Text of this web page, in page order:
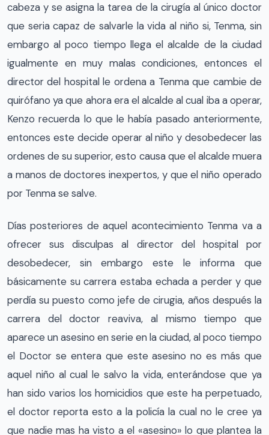
cabeza y se asigna la tarea de la cirugía al único doctor
que seria capaz de salvarle la vida al niño si, Tenma, sin
embargo al poco tiempo llega el alcalde de la ciudad
igualmente en muy malas condiciones, entonces el
director del hospital le ordena a Tenma que cambie de
quirófano ya que ahora era el alcalde al cual iba a operar,
Kenzo recuerda lo que le había pasado anteriormente,
entonces este decide operar al niño y desobedecer las
ordenes de su superior, esto causa que el alcalde muera
a manos de doctores inexpertos, y que el niño operado
por Tenma se salve.
Días posteriores de aquel acontecimiento Tenma va a
ofrecer sus disculpas al director del hospital por
desobedecer, sin embargo este le informa que
básicamente su carrera estaba echada a perder y que
perdía su puesto como jefe de cirugia, años después la
carrera del doctor reaviva, al mismo tiempo que
aparece un asesino en serie en la ciudad, al poco tiempo
el Doctor se entera que este asesino no es más que
aquel niño al cual le salvo la vida, enterándose que ya
han sido varios los homicidios que este ha perpetuado,
el doctor reporta esto a la policía la cual no le cree ya
que nadie mas ha visto a el «asesino» lo que plantea la